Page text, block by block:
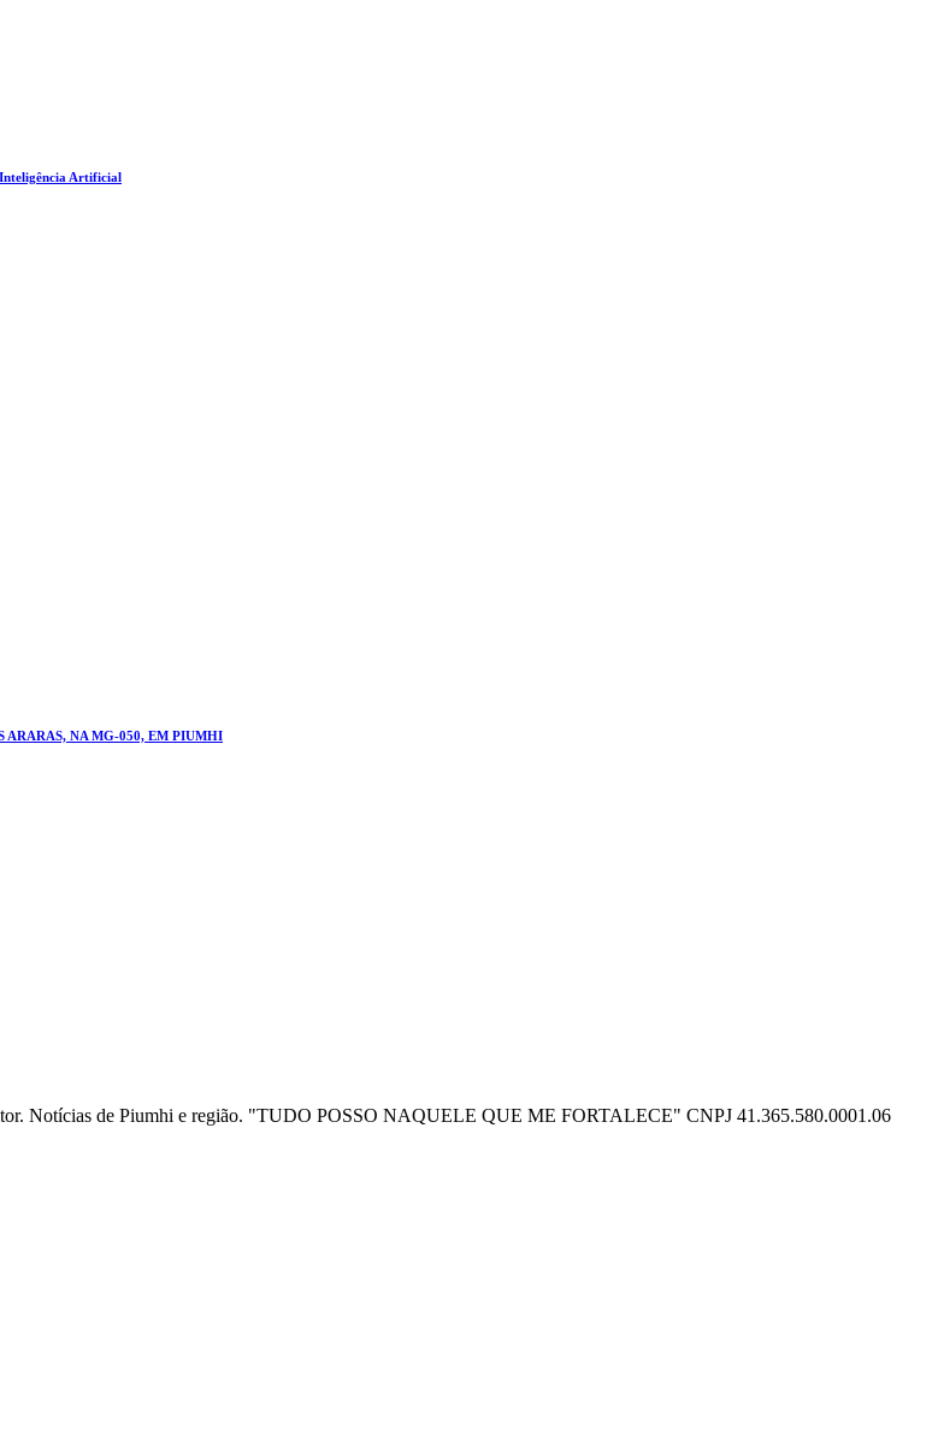
Artificial
ARARAS, NA MG-050, EM PIUMHI
Notícias de Piumhi e região. "TUDO POSSO NAQUELE QUE ME FORTALECE" CNPJ 41.365.580.0001.06